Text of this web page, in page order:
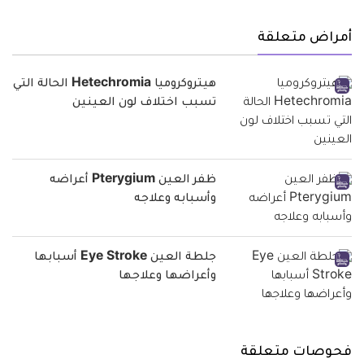
أمراض متعلقة
هيتروكروميا Hetechromia الحالة التي
تسبب اختلاف لون العينين
ظفر العين Pterygium أعراضه
وأسبابه وعلاجه
جلطة العين Eye Stroke أسبابها
وأعراضها وعلاجها
فحوصات متعلقة